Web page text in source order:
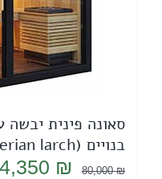
סאונה פינית יבשה
בנויים (Siberian larch) סיבירי.
80,000₪
המחיר
₪